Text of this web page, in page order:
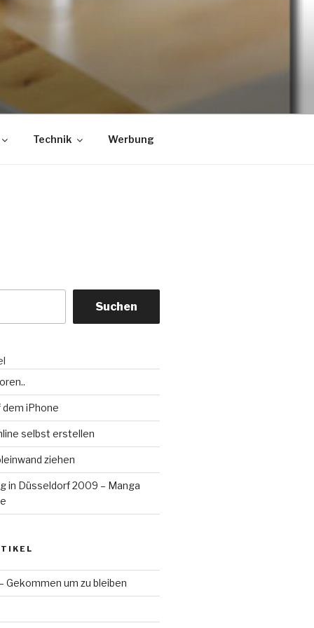
Technik Werbung
Suchen
dem iPhone
selbst erstellen
ziehen
in Düsseldorf 2009 – Manga
Gekommen um zu bleiben